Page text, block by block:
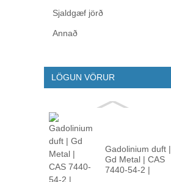
Sjaldgæf jörð
Annað
LÖGUN VÖRUR
Gadolinium duft |
Gd Metal | CAS
7440-54-2 |